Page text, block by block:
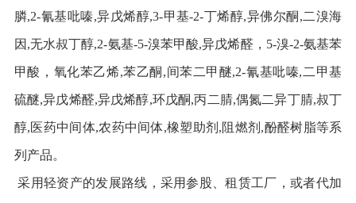
膦,2-氰基吡嗪,异戊烯醇,3-甲基-2-丁烯醇,异佛尔酮,二溴海
因,无水叔丁醇,2-氨基-5-溴苯甲酸,异戊烯醛，5-溴-2-氨基苯
甲酸，氧化苯乙烯,苯乙酮,间苯二甲醚,2-氰基吡嗪,二甲基
硫醚,异戊烯醛,异戊烯醇,环戊酮,丙二腈,偶氮二异丁腈,叔丁
醇,医药中间体,农药中间体,橡塑助剂,阻燃剂,酚醛树脂等系
列产品。
采用轻资产的发展路线，采用参股、租赁工厂，或者代加